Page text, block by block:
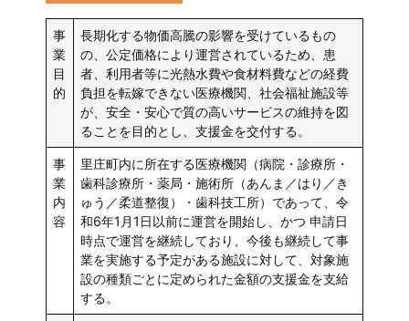
事
業
目
的
長期化する物価高騰の影響を受けているもの
の、公定価格により運営されているため、患
者、利用者等に光熱水費や食材料費などの経費
負担を転嫁できない医療機関、社会福祉施設等
が、安全・安心で質の高いサービスの維持を図
ることを目的とし、支援金を交付する。
事
業
内
容
里庄町内に所在する医療機関（病院・診療所・
歯科診療所・薬局・施術所（あんま／はり／き
ゅう／柔道整復）・歯科技工所）であって、令
和6年1月1日以前に運営を開始し、かつ 申請日
時点で運営を継続しており、今後も継続して事
業を実施する予定がある施設に対して、対象施
設の種類ごとに定められた金額の支援金を支給
する。